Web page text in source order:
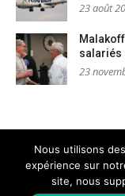
23 août
salariés
23
Mentions
Copyright © AM
Nous utilisons
expérience sur
site, nous